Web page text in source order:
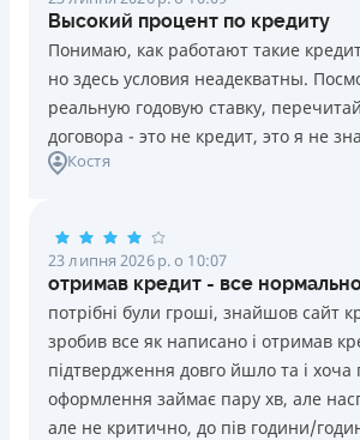
Высокий процент по кредиту
Понимаю, как работают такие
но здесь условия неадекватны.
реальную годовую ставку,
договора - это не кредит, это я не
Костя
23 липня 2026 р. о 10:07
отримав кредит - все
потрібні були гроші, знайшов сайт
зробив все як написано і отримав
підтвердження довго йшло та і
оформлення займає пару хв, але
але не критично, до пів години/